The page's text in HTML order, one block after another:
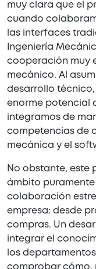
muy clara que el
cuando
las interfaces
Ingeniería
cooperación muy
mecánico. Al
desarrollo técnico,
enorme potencial
integramos de
competencias de
mecánica y el
No obstante, este
ámbito puramente
colaboración
empresa: desde
compras. Un
integrar el
los
comprobar cómo,